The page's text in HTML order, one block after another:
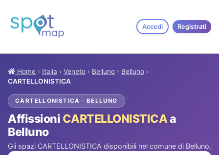
Accedi Registrati
Home › Italia › Veneto › Belluno › Belluno ›
CARTELLONISTICA
CARTELLONISTICA · BELLUNO
Affissioni CARTELLONISTICAa
Belluno
Gli spazi CARTELLONISTICA disponibili nel comune di Belluno.